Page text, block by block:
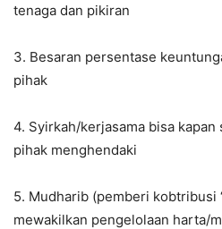
tenaga dan pikiran
3. Besaran persentase
pihak
4. Syirkah/kerjasama bisa
pihak menghendaki
5. Mudharib (pemberi kobtribusi
mewakilkan pengelolaan harta/